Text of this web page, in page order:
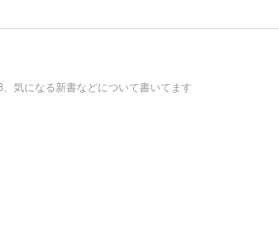
気になる新書などについて書いてます